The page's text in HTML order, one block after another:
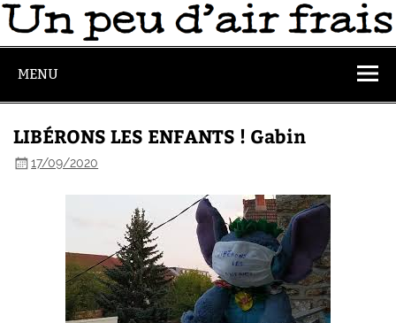
MENU
LIBÉRONS LES ENFANTS ! Gabin
17/09/2020